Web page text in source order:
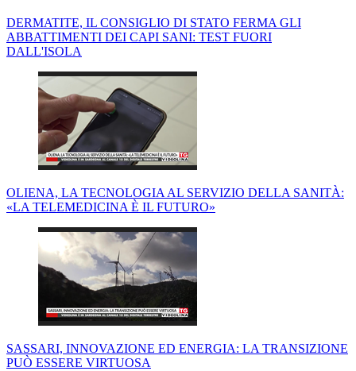
DERMATITE, IL CONSIGLIO DI STATO FERMA GLI
ABBATTIMENTI DEI CAPI SANI: TEST FUORI
DALL'ISOLA
OLIENA, LA TECNOLOGIA AL SERVIZIO DELLA SANITÀ:
«LA TELEMEDICINA È IL FUTURO»
SASSARI, INNOVAZIONE ED ENERGIA: LA TRANSIZIONE
PUÒ ESSERE VIRTUOSA